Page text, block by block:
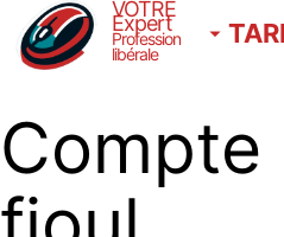
VOTRE
Expert
Profession
libérale